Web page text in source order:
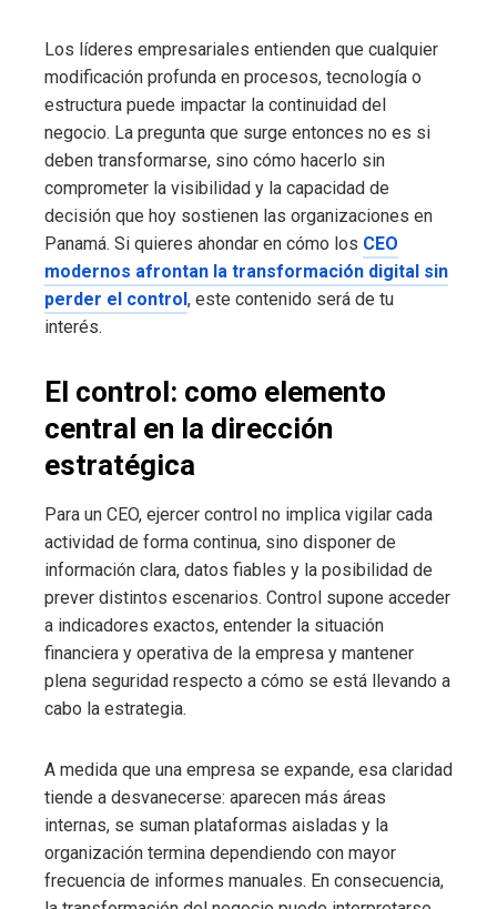
Los líderes empresariales entienden que cualquier
modificación profunda en procesos, tecnología o
estructura puede impactar la continuidad del
negocio. La pregunta que surge entonces no es si
deben transformarse, sino cómo hacerlo sin
comprometer la visibilidad y la capacidad de
decisión que hoy sostienen las organizaciones en
Panamá. Si quieres ahondar en cómo los CEO
modernos afrontan la transformación digital sin
perder el control, este contenido será de tu
interés.
El control: como elemento
central en la dirección
estratégica
Para un CEO, ejercer control no implica vigilar cada
actividad de forma continua, sino disponer de
información clara, datos fiables y la posibilidad de
prever distintos escenarios. Control supone acceder
a indicadores exactos, entender la situación
financiera y operativa de la empresa y mantener
plena seguridad respecto a cómo se está llevando a
cabo la estrategia.
A medida que una empresa se expande, esa claridad
tiende a desvanecerse: aparecen más áreas
internas, se suman plataformas aisladas y la
organización termina dependiendo con mayor
frecuencia de informes manuales. En consecuencia,